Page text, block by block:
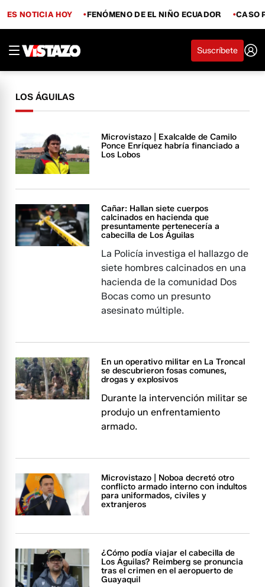
ES NOTICIA HOY FENÓMENO DE EL NIÑO ECUADOR CASO
Suscríbete
LOS ÁGUILAS
Microvistazo | Exalcalde de Camilo
Ponce Enríquez habría financiado a
Los Lobos
Cañar: Hallan siete cuerpos
calcinados en hacienda que
presuntamente pertenecería a
cabecilla de Los Águilas
La Policía investiga el hallazgo de
siete hombres calcinados en una
hacienda de la comunidad Dos
Bocas como un presunto
asesinato múltiple.
En un operativo militar en La Troncal
se descubrieron fosas comunes,
drogas y explosivos
Durante la intervención militar se
produjo un enfrentamiento
armado.
Microvistazo | Noboa decretó otro
conflicto armado interno con indultos
para uniformados, civiles y
extranjeros
¿Cómo podía viajar el cabecilla de
Los Águilas? Reimberg se pronuncia
tras el crimen en el aeropuerto de
Guayaquil